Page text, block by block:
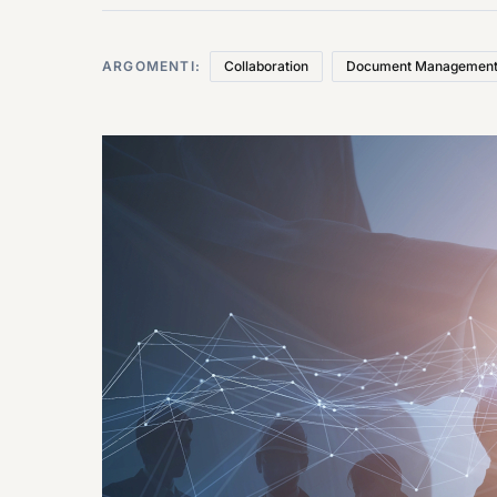
ARGOMENTI: Collaboration Document